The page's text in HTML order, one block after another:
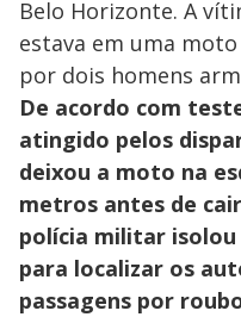
Belo Horizonte. A
estava em uma
por dois homens
De acordo com
atingido pelos
deixou a moto na
metros antes de
polícia militar isolou
para localizar os
passagens por